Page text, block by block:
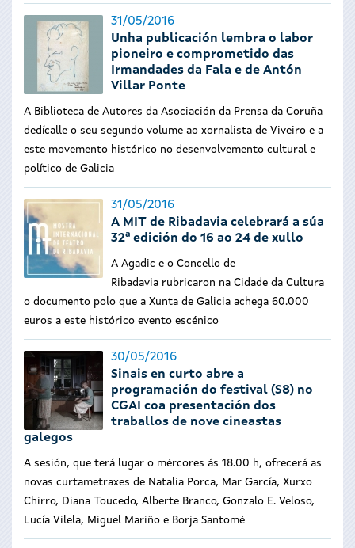
31/05/2016
Unha publicación lembra o labor
pioneiro e comprometido das
Irmandades da Fala e de Antón
Villar Ponte
A Biblioteca de Autores da Asociación da Prensa da Coruña
dedícalle o seu segundo volume ao xornalista de Viveiro e a
este movemento histórico no desenvolvemento cultural e
político de Galicia
31/05/2016
A MIT de Ribadavia celebrará a súa
32ª edición do 16 ao 24 de xullo
A Agadic e o Concello de
Ribadavia rubricaron na Cidade da Cultura
o documento polo que a Xunta de Galicia achega 60.000
euros a este histórico evento escénico
30/05/2016
Sinais en curto abre a
programación do festival (S8) no
CGAI coa presentación dos
traballos de nove cineastas
galegos
A sesión, que terá lugar o mércores ás 18.00 h, ofrecerá as
novas curtametraxes de Natalia Porca, Mar García, Xurxo
Chirro, Diana Toucedo, Alberte Branco, Gonzalo E. Veloso,
Lucía Vilela, Miguel Mariño e Borja Santomé